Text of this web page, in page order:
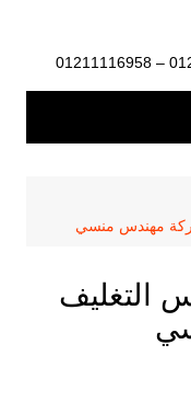
مهندس منسي
التغليف